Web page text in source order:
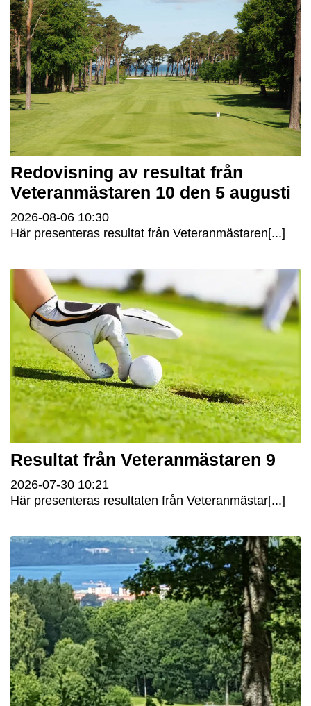
Redovisning av resultat från
Veteranmästaren 10 den 5 augusti
2026-08-06 10:30
Här presenteras resultat från Veteranmästaren[...]
Resultat från Veteranmästaren 9
2026-07-30 10:21
Här presenteras resultaten från Veteranmästar[...]